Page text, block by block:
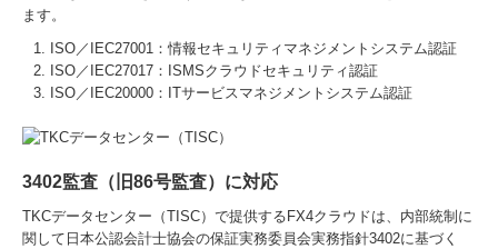
ます。
ISO／IEC27001：情報セキュリティマネジメントシステム認証
ISO／IEC27017：ISMSクラウドセキュリティ認証
ISO／IEC20000：ITサービスマネジメントシステム認証
3402監査（旧86号監査）に対応
TKCデータセンター（TISC）で提供するFX4クラウドは、内部統制に
関して日本公認会計士協会の保証実務委員会実務指針3402に基づく